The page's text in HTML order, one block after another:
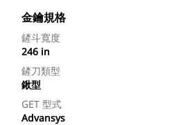
金鑰規格
鏟斗寬度
246 in
鏟刀類型
鍬型
GET 型式
Advansys